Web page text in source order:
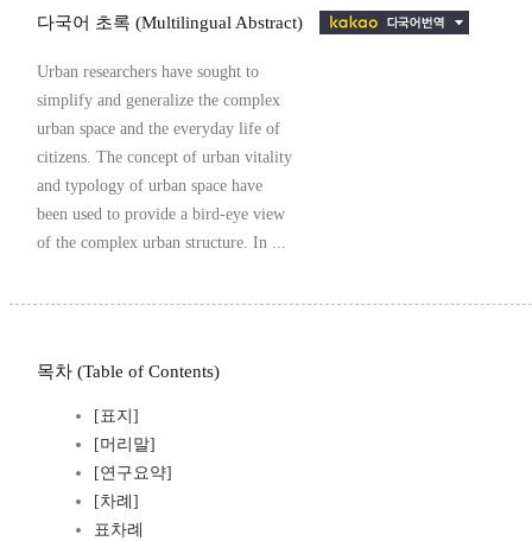
다국어 초록 (Multilingual Abstract)
Urban researchers have sought to
simplify and generalize the complex
urban space and the everyday life of
citizens. The concept of urban vitality
and typology of urban space have
been used to provide a bird-eye view
of the complex urban structure. In ...
목차 (Table of Contents)
[표지]
[머리말]
[연구요약]
[차례]
표차례